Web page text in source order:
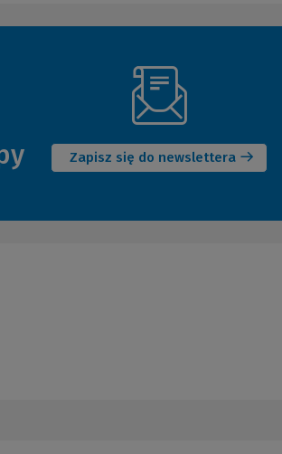
Zapisz się do newslettera
okno)